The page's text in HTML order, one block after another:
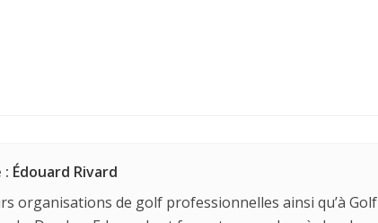
: Édouard Rivard
organisations de golf professionnelles ainsi qu’à Golf